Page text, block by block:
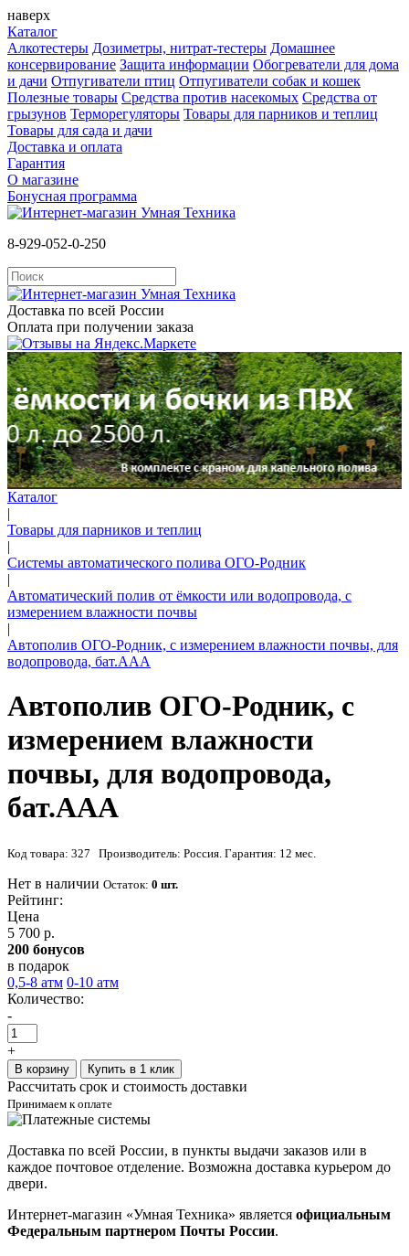
наверх
Каталог
Алкотестеры Дозиметры, нитрат-тестеры Домашнее
консервирование Защита информации Обогреватели для дома
и дачи Отпугиватели птиц Отпугиватели собак и кошек
Полезные товары Средства против насекомых Cредства от
грызунов Терморегуляторы Товары для парников и теплиц
Товары для сада и дачи
Доставка и оплата
Гарантия
О магазине
Бонусная программа
8-929-052-0-250
Доставка по всей России
Оплата при получении заказа
Каталог
|
Товары для парников и теплиц
|
Системы автоматического полива ОГО-Родник
|
Автоматический полив от ёмкости или водопровода, с
измерением влажности почвы
|
Автополив ОГО-Родник, с измерением влажности почвы, для
водопровода, бат.ААА
Автополив ОГО-Родник, с
измерением влажности
почвы, для водопровода,
бат.ААА
Код товара: 327 Производитель: Россия. Гарантия: 12 мес.
Нет в наличии Остаток: 0 шт.
Рейтинг:
Цена
5 700 р.
200 бонусов
в подарок
0,5-8 атм 0-10 атм
Количество:
-
+
В корзину Купить в 1 клик
Рассчитать срок и стоимость доставки
Принимаем к оплате
Доставка по всей России, в пункты выдачи заказов или в
каждое почтовое отделение. Возможна доставка курьером до
двери.
Интернет-магазин «Умная Техника» является официальным
Федеральным партнером Почты России.